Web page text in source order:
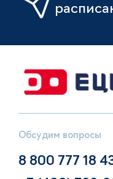
Обсудим вопросы
8 800 777 18